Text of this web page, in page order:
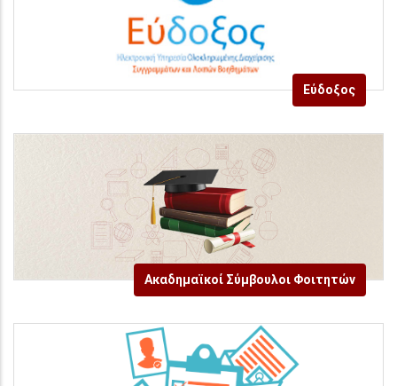
Εύδοξος
Ακαδημαϊκοί Σύμβουλοι Φοιτητών